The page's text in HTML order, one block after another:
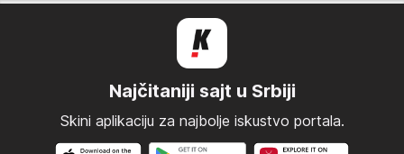
Najčitaniji sajt u Srbiji
Skini aplikaciju za najbolje iskustvo portala.